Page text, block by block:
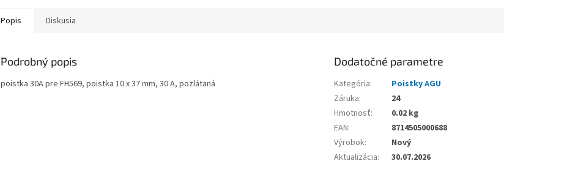
Popis Diskusia
Podrobný popis
poistka 30A pre FH569, poistka 10 x 37 mm, 30 A, pozlátaná
Dodatočné parametre
Kategória:
Poistky AGU
Záruka:
24
Hmotnosť:
0.02 kg
EAN:
8714505000688
Výrobok:
Nový
Aktualizácia: 30.07.2026